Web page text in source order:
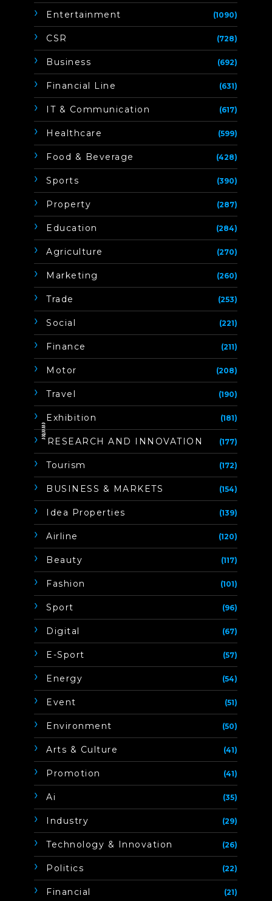
Entertainment (1090)
CSR (728)
Business (692)
Financial Line (631)
IT & Communication (617)
Healthcare (599)
Food & Beverage (428)
Sports (390)
Property (287)
Education (284)
Agriculture (270)
Marketing (260)
Trade (253)
Social (221)
Finance (211)
Motor (208)
Travel (190)
Exhibition (181)
ิิีิิิิิRESEARCH AND INNOVATION (177)
Tourism (172)
BUSINESS & MARKETS (154)
Idea Properties (139)
Airline (120)
Beauty (117)
Fashion (101)
Sport (96)
Digital (67)
E-Sport (57)
Energy (54)
Event (51)
Environment (50)
Arts & Culture (41)
Promotion (41)
Ai (35)
Industry (29)
Technology & Innovation (26)
Politics (22)
Financial (21)